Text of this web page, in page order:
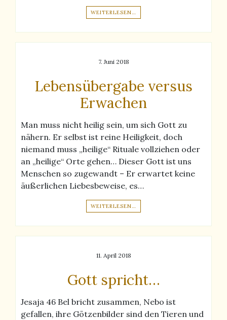
WEITERLESEN…
7. Juni 2018
Lebensübergabe versus
Erwachen
Man muss nicht heilig sein, um sich Gott zu
nähern. Er selbst ist reine Heiligkeit, doch
niemand muss „heilige“ Rituale vollziehen oder
an „heilige“ Orte gehen… Dieser Gott ist uns
Menschen so zugewandt – Er erwartet keine
äußerlichen Liebesbeweise, es…
WEITERLESEN…
11. April 2018
Gott spricht…
Jesaja 46 Bel bricht zusammen, Nebo ist
gefallen, ihre Götzenbilder sind den Tieren und